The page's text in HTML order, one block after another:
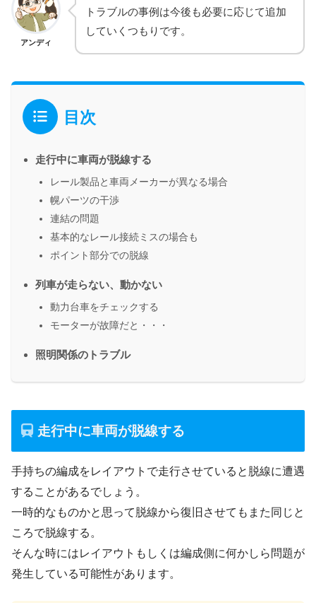
アンディ
トラブルの事例は今後も必要に応じて追加
していくつもりです。
目次
走行中に車両が脱線する
レール製品と車両メーカーが異なる場合
幌パーツの干渉
連結の問題
基本的なレール接続ミスの場合も
ポイント部分での脱線
列車が走らない、動かない
動力台車をチェックする
モーターが故障だと・・・
照明関係のトラブル
走行中に車両が脱線する
手持ちの編成をレイアウトで走行させていると脱線に遭遇
することがあるでしょう。
一時的なものかと思って脱線から復旧させてもまた同じと
ころで脱線する。
そんな時にはレイアウトもしくは編成側に何かしら問題が
発生している可能性があります。